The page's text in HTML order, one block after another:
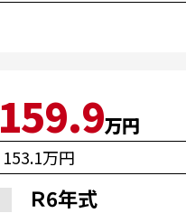
159.9万円
153.1万円
Ｒ6年式